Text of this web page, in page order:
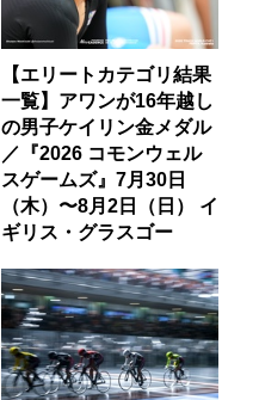
【エリートカテゴリ結果
一覧】アワンが16年越し
の男子ケイリン金メダル
／『2026 コモンウェル
スゲームズ』7月30日
（木）〜8月2日（日） イ
ギリス・グラスゴー